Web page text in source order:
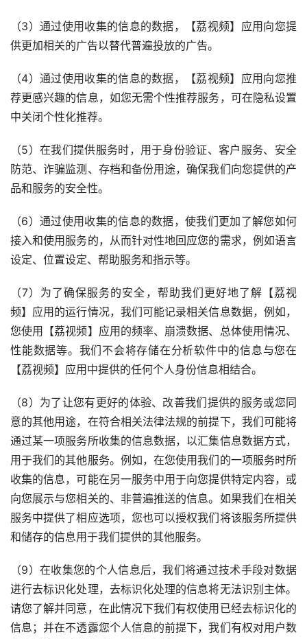
（3）通过使用收集的信息的数据，【荔视频】应用向您提
供更加相关的广告以替代普遍投放的广告。
（4）通过使用收集的信息的数据，【荔视频】应用向您推
荐更感兴趣的信息，如您无需个性推荐服务，可在隐私设置
中关闭个性化推荐。
（5）在我们提供服务时，用于身份验证、客户服务、安全
防范、诈骗监测、存档和备份用途，确保我们向您提供的产
品和服务的安全性。
（6）通过使用收集的信息的数据，使我们更加了解您如何
接入和使用服务的，从而针对性地回应您的需求，例如语言
设定、位置设定、帮助服务和指示等。
（7）为了确保服务的安全，帮助我们更好地了解【荔视
频】应用的运行情况，我们可能记录相关信息数据，例如，
您使用【荔视频】应用的频率、崩溃数据、总体使用情况、
性能数据等。我们不会将存储在分析软件中的信息与您在
【荔视频】应用中提供的任何个人身份信息相结合。
（8）为了让您有更好的体验、改善我们提供的服务或您同
意的其他用途，在符合相关法律法规的前提下，我们可能将
通过某一项服务所收集的信息数据，以汇集信息数据方式，
用于我们的其他服务。例如，在您使用我们的一项服务时所
收集的信息，可能在另一服务中用于向您提供特定内容，或
向您展示与您相关的、非普遍推送的信息。如果我们在相关
服务中提供了相应选项，您也可以授权我们将该服务所提供
和储存的信息用于我们提供的其他服务。
（9）在收集您的个人信息后，我们将通过技术手段对数据
进行去标识化处理，去标识化处理的信息将无法识别主体。
请您了解并同意，在此情况下我们有权使用已经去标识化的
信息；并在不透露您个人信息的前提下，我们有权对用户数